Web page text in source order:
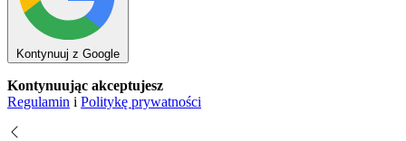
Kontynuuj z Google
Kontynuując akceptujesz
Regulamin i Politykę prywatności